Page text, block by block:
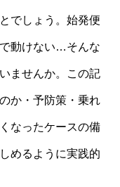
でしょう。始発便
動けない…そんな
ませんか。この記
か・予防策・乗れ
なったケースの備
めるように実践的